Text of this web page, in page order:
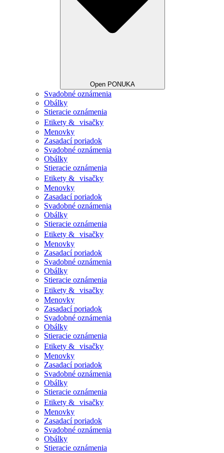
Open PONUKA
Svadobné oznámenia
Obálky
Stieracie oznámenia
Etikety & visačky
Menovky
Zasadací poriadok
Svadobné oznámenia
Obálky
Stieracie oznámenia
Etikety & visačky
Menovky
Zasadací poriadok
Svadobné oznámenia
Obálky
Stieracie oznámenia
Etikety & visačky
Menovky
Zasadací poriadok
Svadobné oznámenia
Obálky
Stieracie oznámenia
Etikety & visačky
Menovky
Zasadací poriadok
Svadobné oznámenia
Obálky
Stieracie oznámenia
Etikety & visačky
Menovky
Zasadací poriadok
Svadobné oznámenia
Obálky
Stieracie oznámenia
Etikety & visačky
Menovky
Zasadací poriadok
Svadobné oznámenia
Obálky
Stieracie oznámenia